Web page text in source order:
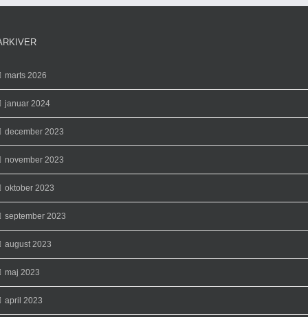
marts 2026
januar 2024
december 2023
november 2023
oktober 2023
september 2023
august 2023
maj 2023
april 2023